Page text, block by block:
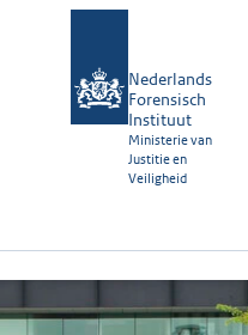
Nederlands
Forensisch
Instituut
Ministerie van
Justitie en
Veiligheid